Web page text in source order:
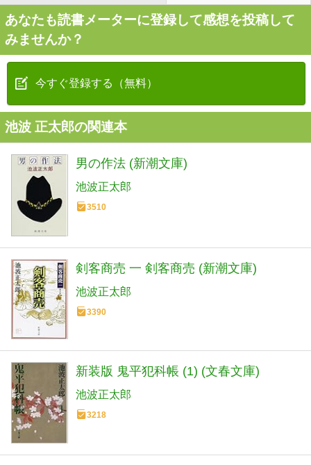
あなたも読書メーターに登録して感想を投稿して
みませんか？
今すぐ登録する（無料）
池波 正太郎の関連本
男の作法 (新潮文庫)
池波正太郎
3510
剣客商売 一 剣客商売 (新潮文庫)
池波正太郎
3390
新装版 鬼平犯科帳 (1) (文春文庫)
池波正太郎
3218